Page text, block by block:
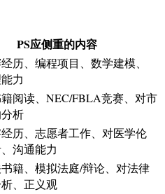
PS应侧重的内容
历、编程项目、数学建模、
力
阅读、NEC/FBLA竞赛、对市
析
历、志愿者工作、对医学伦
沟通能力
籍、模拟法庭/辩论、对法律
、正义观